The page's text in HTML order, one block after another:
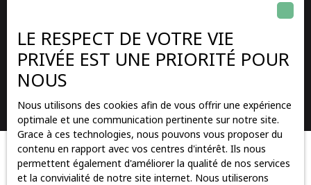
Surface min (m²)
Pertinence
Trier par Créer une alerte
LE RESPECT DE VOTRE VIE
PRIVÉE EST UNE PRIORITÉ POUR
NOUS
Nous utilisons des cookies afin de vous offrir une expérience
optimale et une communication pertinente sur notre site.
Grace à ces technologies, nous pouvons vous proposer du
contenu en rapport avec vos centres d'intérêt. Ils nous
permettent également d'améliorer la qualité de nos services
et la convivialité de notre site internet. Nous utiliserons